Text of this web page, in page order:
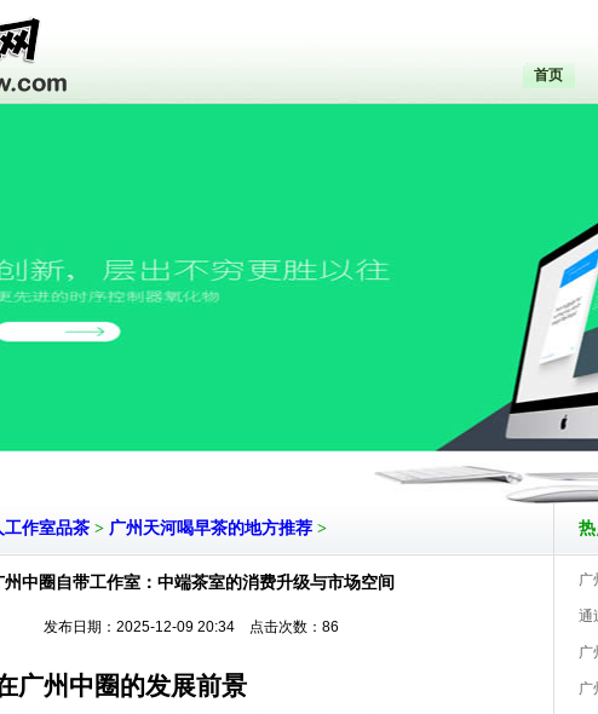
首页
工作室品茶 > 广州天河喝早茶的地方推荐 >
州中圈自带工作室‌：中端茶室的消费升级与市场空间
发布日期：2025-12-09 20:34 点击次数：86
广州中圈的发展前景
广
通
广
广